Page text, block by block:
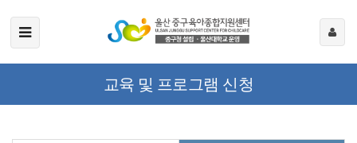
교육 및 프로그램 신청